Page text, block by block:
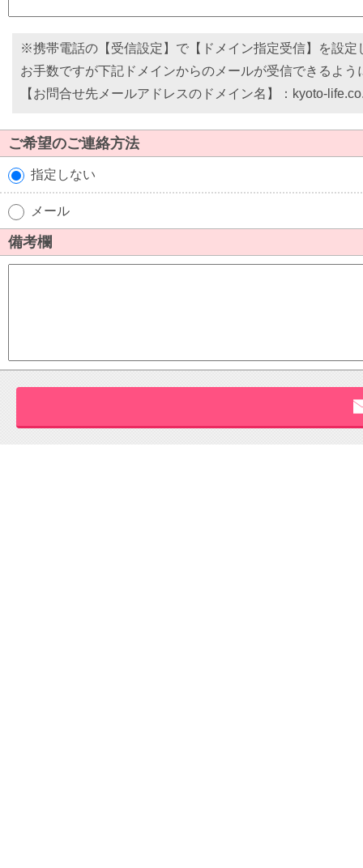
※携帯電話の【受信設定】で【ドメイン指定受信】を設
お手数ですが下記ドメインからのメールが受信できるよ
【お問合せ先メールアドレスのドメイン名】：kyoto-
ご希望のご連絡方法
指定しない
メール
備考欄